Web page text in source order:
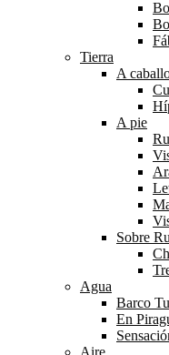
Tierra
A
A pie
Sobre
Agua
Barco
En
Aire